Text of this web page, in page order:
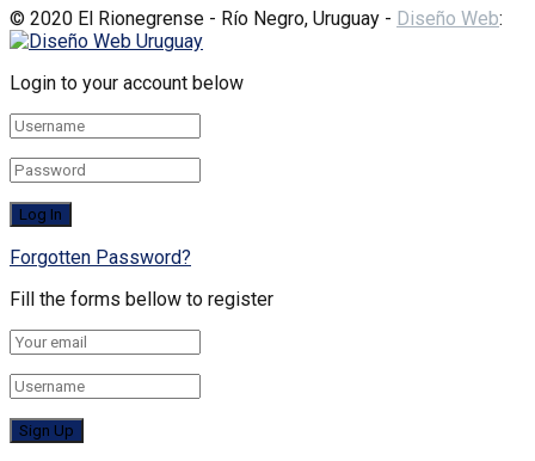
© 2020 El Rionegrense - Río Negro, Uruguay - Diseño Web:
Login to your account below
Forgotten Password?
Fill the forms bellow to register